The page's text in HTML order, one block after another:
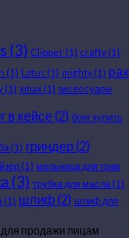
(3) Clipper (1) crafty(1)
(1) Lotus (1) mighty(1) pax
(1) xmax (1) аксессуары
в кейсе(2) бонг купить
(1) гриндер(2)
(1) мельница для трав
(3) трубка для масла (1)
(1) шлиф(2) шлиф для
продажи лицам